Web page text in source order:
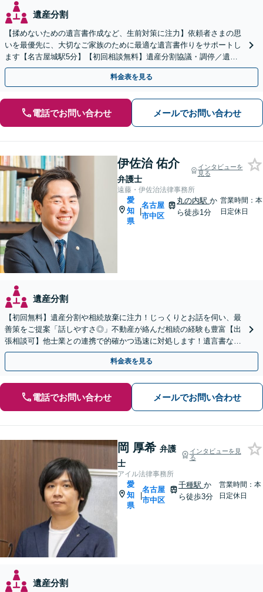
遺産分割
【揉めないための遺言書作成など、生前対策に注力】依頼者さまの思
いを最優先に、大切なご家族のために最適な遺言書作りをサポートし
ます【名古屋城駅5分】【初回相談無料】遺産分割協議・調停／遺留
分／財産調査など、さまざまな相続トラブルにも対応
料金表を見る
電話でお問い合わせ メールでお問い合わせ
伊佐治 佑介
弁護士
インタビューを
見る
遠藤・伊佐治法律事務所
愛
知
県
|
名古屋
市中区
丸の内駅か
ら徒歩1分
営業時間：本
日定休日
遺産分割
【初回無料】遺産分割や相続放棄に注力！じっくりとお話を伺い、最
善策をご提案「話しやすさ◎」不動産が絡んだ相続の経験も豊富【出
張相談可】他士業との連携で的確かつ迅速に対処します！遺言書など
生前対策も【丸の内駅2分】
料金表を見る
電話でお問い合わせ メールでお問い合わせ
岡 厚希 弁護
士
インタビューを見
る
アイル法律事務所
愛
知
県
|
名古屋
市中区
千種駅 か
ら徒歩3分
営業時間：本
日定休日
遺産分割